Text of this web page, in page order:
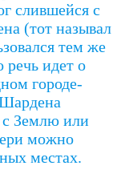
слившейся с
(тот называл
тем же
речь идет о
городе-
с Землю или
можно
местах.